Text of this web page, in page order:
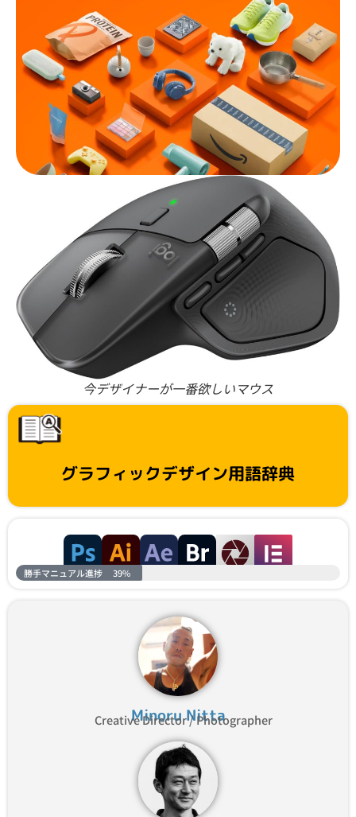
今デザイナーが一番欲しいマウス
グラフィックデザイン用語辞典
勝手マニュアル進捗 39%
Minoru Nitta
Creative Director / Photographer